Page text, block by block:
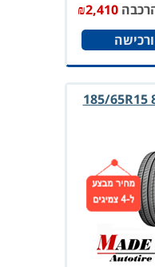
₪2,410